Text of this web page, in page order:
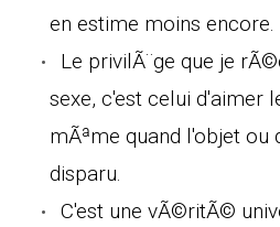
en estime moins encore.
Le privilÃ¨ge que je
sexe, c'est celui d'aimer
mÃªme quand l'objet ou
disparu.
C'est une vÃ©ritÃ©